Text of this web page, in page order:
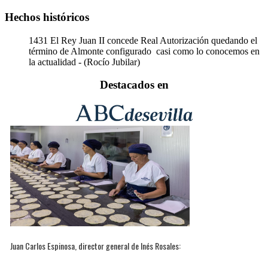
Hechos históricos
1431 El Rey Juan II concede Real Autorización quedando el
término de Almonte configurado casi como lo conocemos en
la actualidad - (Rocío Jubilar)
Destacados en
Juan Carlos Espinosa, director general de Inés Rosales: